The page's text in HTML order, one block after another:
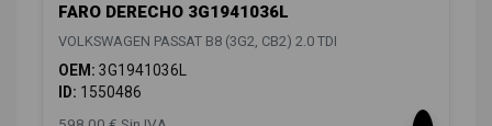
FARO DERECHO 3G1941036L
VOLKSWAGEN PASSAT B8 (3G2, CB2) 2.0 TDI
OEM: 3G1941036L
ID: 1550486